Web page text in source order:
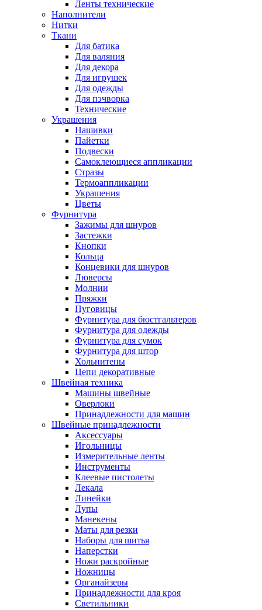
Ленты технические
Наполнители
Нитки
Ткани
Для батика
Для валяния
Для декора
Для игрушек
Для одежды
Для пэчворка
Технические
Украшения
Нашивки
Пайетки
Подвески
Самоклеющиеся аппликации
Стразы
Термоаппликации
Украшения
Цветы
Фурнитура
Зажимы для шнуров
Застежки
Кнопки
Кольца
Концевики для шнуров
Люверсы
Молнии
Пряжки
Пуговицы
Фурнитура для бюстгальтеров
Фурнитура для одежды
Фурнитура для сумок
Фурнитура для штор
Хольнитены
Цепи декоративные
Швейная техника
Машины швейные
Оверлоки
Принадлежности для машин
Швейные принадлежности
Аксессуары
Игольницы
Измерительные ленты
Инструменты
Клеевые пистолеты
Лекала
Линейки
Лупы
Манекены
Маты для резки
Наборы для шитья
Наперстки
Ножи раскройные
Ножницы
Органайзеры
Принадлежности для кроя
Светильники